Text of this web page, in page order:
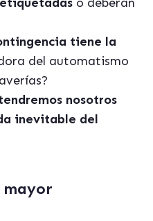
o deberán
tiene la
del automatismo
nosotros
inevitable del
mayor